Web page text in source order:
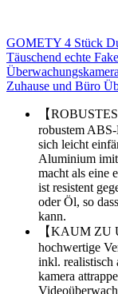
GOMETY 4 Stück
Täuschend echte
Zuhause und Büro
【
robustem
sich leicht
Aluminium
macht als eine
ist resistent
oder Öl, so
kann.
【KAUM ZU
hochwertige
inkl. realistisch
kamera